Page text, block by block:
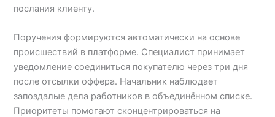
послания клиенту.
Поручения формируются автоматически на основе
происшествий в платформе. Специалист принимает
уведомление соединиться покупателю через три дня
после отсылки оффера. Начальник наблюдает
запоздалые дела работников в объединённом списке.
Приоритеты помогают сконцентрироваться на